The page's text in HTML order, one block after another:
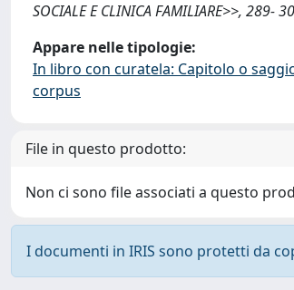
SOCIALE E CLINICA FAMILIARE>>,
Appare nelle tipologie:
In libro con curatela: Capitolo o
corpus
File in questo prodotto:
Non ci sono file associati a questo
I documenti in IRIS sono protetti da